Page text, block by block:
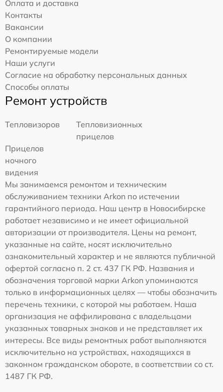
Оплата и доставка
Контакты
Вакансии
О компании
Ремонтируемые модели
Наши услуги
Согласие на обработку персональных данных
Способы оплаты
Ремонт устройств
Тепловизоров
Тепловизионных
прицелов
Прицелов
ночного
видения
Мы занимаемся ремонтом и техническим
обслуживанием техники Arkon по истечении
гарантийного периода. Наш центр в Новосибирске
работает независимо и не имеет официальной
авторизации от производителя. Цены на ремонт,
указанные на сайте, носят исключительно
ознакомительный характер и не являются публичной
офертой согласно п. 2 ст. 437 ГК РФ. Названия и
обозначения торговой марки Arkon упоминаются
только в информационных целях — чтобы обозначить
перечень техники, с которой мы работаем. Наша
организация не аффилирована с владельцами
указанных товарных знаков и не представляет их
интересы. Все виды ремонтных работ выполняются
исключительно на устройствах, находящихся в
законном гражданском обороте, в соответствии со ст.
1487 ГК РФ.